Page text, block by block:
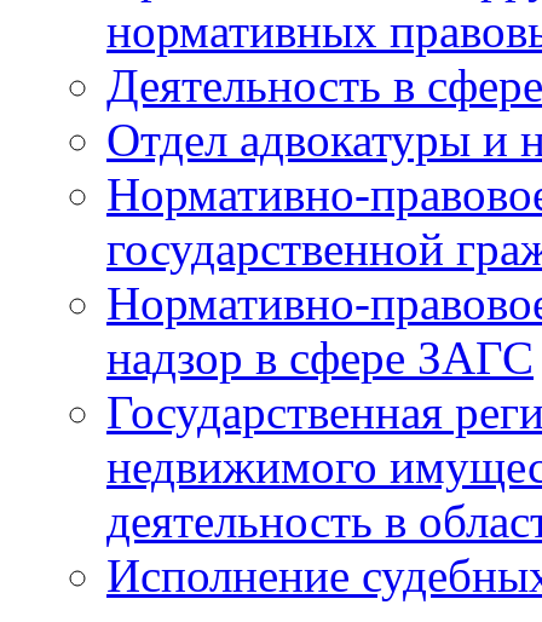
нормативных
Деятельность в
Отдел адвокатуры и
Нормативно-
государственной
Нормативно-
надзор в сфере ЗАГС
Государственная
недвижимого
деятельность в
Исполнение